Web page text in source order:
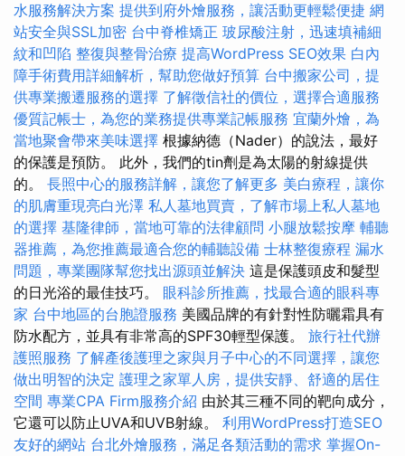
水服務解決方案 提供到府外燴服務，讓活動更輕鬆便捷 網
站安全與SSL加密 台中脊椎矯正 玻尿酸注射，迅速填補細
紋和凹陷 整復與整骨治療 提高WordPress SEO效果 白內
障手術費用詳細解析，幫助您做好預算 台中搬家公司，提
供專業搬遷服務的選擇 了解徵信社的價位，選擇合適服務
優質記帳士，為您的業務提供專業記帳服務 宜蘭外燴，為
當地聚會帶來美味選擇 根據納德（Nader）的說法，最好
的保護是預防。 此外，我們的tin劑是為太陽的射線提供
的。 長照中心的服務詳解，讓您了解更多 美白療程，讓你
的肌膚重現亮白光澤 私人墓地買賣，了解市場上私人墓地
的選擇 基隆律師，當地可靠的法律顧問 小腿放鬆按摩 輔聽
器推薦，為您推薦最適合您的輔聽設備 士林整復療程 漏水
問題，專業團隊幫您找出源頭並解決 這是保護頭皮和髮型
的日光浴的最佳技巧。 眼科診所推薦，找最合適的眼科專
家 台中地區的台胞證服務 美國品牌的有針對性防曬霜具有
防水配方，並具有非常高的SPF30輕型保護。 旅行社代辦
護照服務 了解產後護理之家與月子中心的不同選擇，讓您
做出明智的決定 護理之家單人房，提供安靜、舒適的居住
空間 專業CPA Firm服務介紹 由於其三種不同的靶向成分，
它還可以防止UVA和UVB射線。 利用WordPress打造SEO
友好的網站 台北外燴服務，滿足各類活動的需求 掌握On-